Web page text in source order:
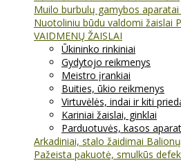
Muilo burbulų gamybos aparatai
Nuotoliniu būdu valdomi žaislai
VAIDMENŲ ŽAISLAI
Ūkininko rinkiniai
Gydytojo reikmenys
Meistro įrankiai
Buities, ūkio reikmenys
Virtuvėlės, indai ir kiti
Kariniai žaislai, ginklai
Parduotuvės, kasos
Arkadiniai, stalo žaidimai
Pažeista pakuotė, smulkūs